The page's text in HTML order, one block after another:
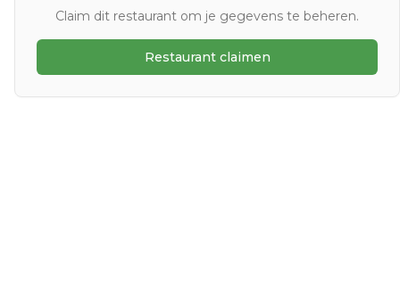
Claim dit restaurant om je gegevens te beheren.
Restaurant claimen